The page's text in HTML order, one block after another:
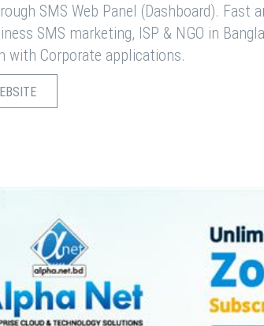
SMS Web Panel (Dashboard). Fast
SMS marketing, ISP & NGO in
with Corporate applications.